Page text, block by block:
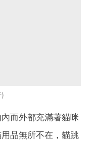
而外都充滿著貓咪
品無所不在，貓跳